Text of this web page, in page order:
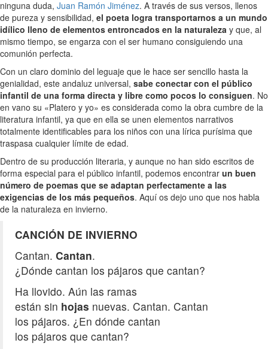
ninguna duda, Juan Ramón Jiménez. A través de sus versos, llenos
de pureza y sensibilidad, el poeta logra transportarnos a un mundo
idílico lleno de elementos entroncados en la naturaleza y que, al
mismo tiempo, se engarza con el ser humano consiguiendo una
comunión perfecta.
Con un claro dominio del leguaje que le hace ser sencillo hasta la
genialidad, este andaluz universal, sabe conectar con el público
infantil de una forma directa y libre como pocos lo consiguen. No
en vano su «Platero y yo» es considerada como la obra cumbre de la
literatura infantil, ya que en ella se unen elementos narrativos
totalmente identificables para los niños con una lírica purísima que
traspasa cualquier límite de edad.
Dentro de su producción literaria, y aunque no han sido escritos de
forma especial para el público infantil, podemos encontrar un buen
número de poemas que se adaptan perfectamente a las
exigencias de los más pequeños. Aquí os dejo uno que nos habla
de la naturaleza en invierno.
CANCIÓN DE INVIERNO
Cantan. Cantan.
¿Dónde cantan los pájaros que cantan?
Ha llovido. Aún las ramas
están sin hojas nuevas. Cantan. Cantan
los pájaros. ¿En dónde cantan
los pájaros que cantan?